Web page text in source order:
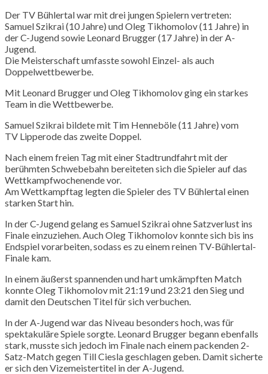
Der TV Bühlertal war mit drei jungen Spielern vertreten:
SamuelSzikrai(10 Jahre) und Oleg Tikhomolov(11 Jahre) in
der C-Jugend sowie Leonard Brugger(17 Jahre) in der A-
Jugend.
Die Meisterschaft umfasste sowohl Einzel- als auch
Doppelwettbewerbe.
Mit Leonard Bruggerund Oleg Tikhomolovging ein starkes
Team in die Wettbewerbe.
SamuelSzikrai bildete mit Tim Henneböle(11 Jahre) vom
TV Lipperodedas zweite Doppel.
Nach einem freien Tag mit einer Stadtrundfahrt mit der
berühmten Schwebebahn bereiteten sich die Spieler auf das
Wettkampfwochenende vor.
Am Wettkampftag legten die Spieler des TV Bühlertal einen
starken Start hin.
In der C-Jugend gelang es SamuelSzikraiohne Satzverlust ins
Finale einzuziehen. Auch Oleg Tikhomolov konnte sich bis ins
Endspiel vorarbeiten, sodass es zu einem reinen TV-Bühlertal-
Finale kam.
In einem äußerst spannenden und hart umkämpften Match
konnte Oleg Tikhomolovmit 21:19 und 23:21 den Sieg und
damit den Deutschen Titel für sich verbuchen.
In der A-Jugend war das Niveau besonders hoch, was für
spektakuläre Spiele sorgte. Leonard Brugger begann ebenfalls
stark, musste sich jedoch im Finale nach einem packenden 2-
Satz-Match gegen TillCieslageschlagen geben. Damit sicherte
er sich den Vizemeistertitel in der A-Jugend.